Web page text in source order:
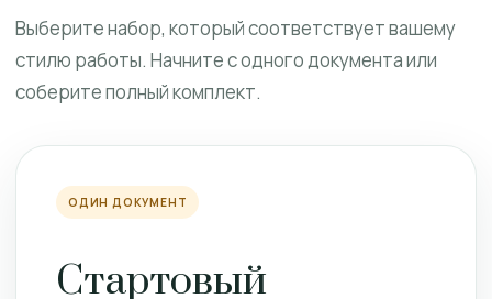
Выберите набор, который соответствует вашему
стилю работы. Начните с одного документа или
соберите полный комплект.
ОДИН ДОКУМЕНТ
Стартовый